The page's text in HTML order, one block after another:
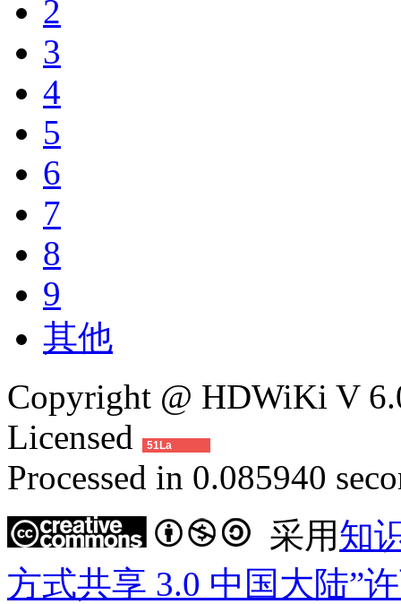
2
3
4
5
6
7
8
9
其他
Copyright @ HDWiKi V
Licensed
51La
Processed in 0.085940
采用知
方式共享 3.0 中国大陆”